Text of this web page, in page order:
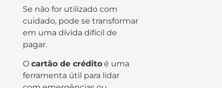
Se não for utilizado com
cuidado, pode se transformar
em uma dívida difícil de
pagar.
O cartão de crédito é uma
ferramenta útil para lidar